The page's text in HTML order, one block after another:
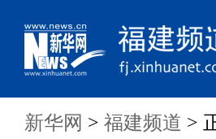
新华网 > 福建频道 >